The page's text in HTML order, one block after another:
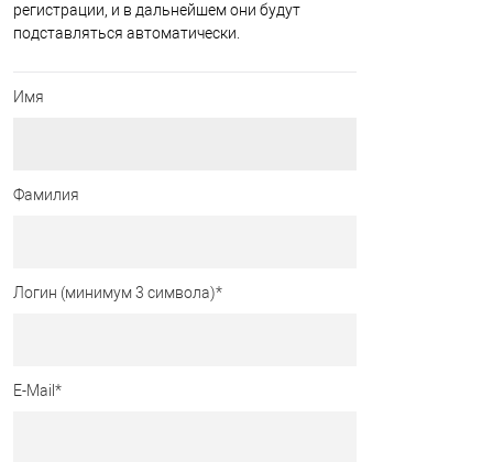
регистрации, и в дальнейшем они будут
подставляться автоматически.
Имя
Фамилия
Логин (минимум 3 символа)*
E-Mail *